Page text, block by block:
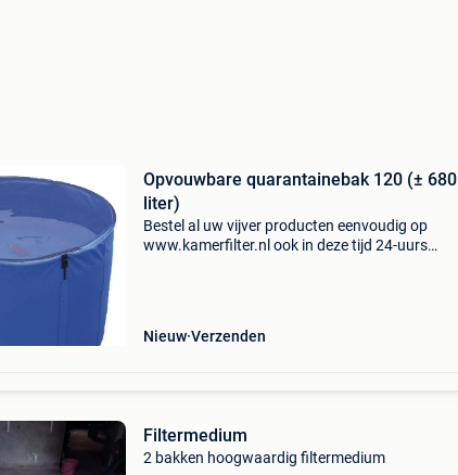
Opvouwbare quarantainebak 120 (± 680
liter)
Bestel al uw vijver producten eenvoudig op
www.kamerfilter.nl ook in deze tijd 24-uurs
Nieuw Verzenden
Filtermedium
2 bakken hoogwaardig filtermedium